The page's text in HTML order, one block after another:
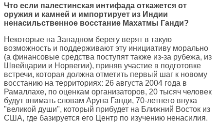
Что если палестинская интифада откажется от
оружия и камней и импортирует из Индии
ненасильственное восстание Махатмы Ганди?
Некоторые на Западном берегу верят в такую
возможность и поддерживают эту инициативу морально
(а финансовые средства поступят также из-за рубежа, из
Швейцарии и Норвегии), приняв участие в подготовке
встречи, которая должна отметить первый шаг к новому
восстанию на территориях: 26 августа 2004 года в
Рамаллахе, по оценкам организаторов, 20 тысяч человек
будут внимать словам Аруна Ганди, 70-летнего внука
"великой души", который прибудет на Ближний Восток из
США, где базируется его Центр по изучению ненасилия.